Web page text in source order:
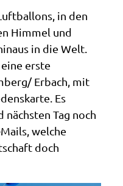
in den
Himmel und
in die Welt.
erste
Erbach, mit
Es
Tag noch
welche
doch